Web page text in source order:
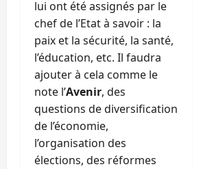
lui ont été assignés par le
chef de l’Etat à savoir : la
paix et la sécurité, la santé,
l’éducation, etc. Il faudra
ajouter à cela comme le
note l’Avenir, des
questions de diversification
de l’économie,
l’organisation des
élections, des réformes